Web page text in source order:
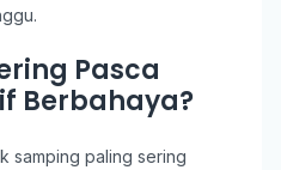
Pasca
Berbahaya?
samping paling sering